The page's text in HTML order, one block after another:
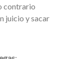
contrario
juicio y sacar